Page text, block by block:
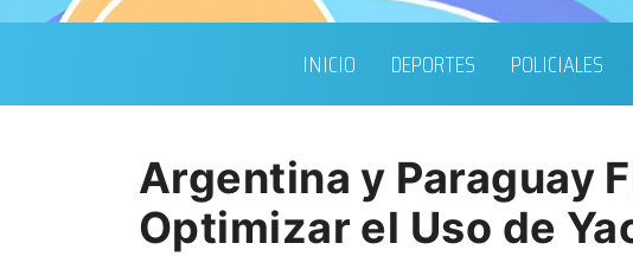
INICIO DEPORTES POLICIALES
Argentina y Paraguay
Optimizar el Uso de